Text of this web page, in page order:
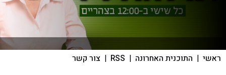
ראשי | התוכנית האחרונה |
RSS
| צור קשר